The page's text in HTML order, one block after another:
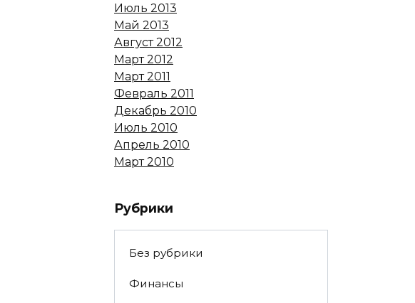
Июль 2013
Май 2013
Август 2012
Март 2012
Март 2011
Февраль 2011
Декабрь 2010
Июль 2010
Апрель 2010
Март 2010
Рубрики
Без рубрики
Финансы